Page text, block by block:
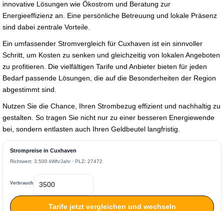
innovative Lösungen wie Ökostrom und Beratung zur
Energieeffizienz an. Eine persönliche Betreuung und lokale Präsenz
sind dabei zentrale Vorteile.
Ein umfassender Stromvergleich für Cuxhaven ist ein sinnvoller
Schritt, um Kosten zu senken und gleichzeitig von lokalen Angeboten
zu profitieren. Die vielfältigen Tarife und Anbieter bieten für jeden
Bedarf passende Lösungen, die auf die Besonderheiten der Region
abgestimmt sind.
Nutzen Sie die Chance, Ihren Strombezug effizient und nachhaltig zu
gestalten. So tragen Sie nicht nur zu einer besseren Energiewende
bei, sondern entlasten auch Ihren Geldbeutel langfristig.
Strompreise in Cuxhaven
Richtwert: 3.500 kWh/Jahr · PLZ: 27472
Verbrauch
Tarife jetzt vergleichen und wechseln